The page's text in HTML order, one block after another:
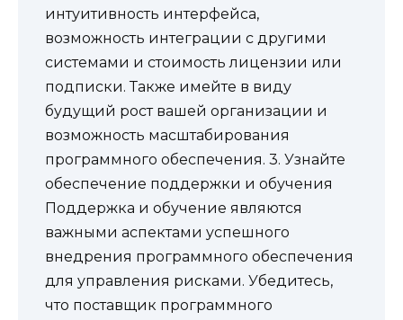
интуитивность интерфейса,
возможность интеграции с другими
системами и стоимость лицензии или
подписки. Также имейте в виду
будущий рост вашей организации и
возможность масштабирования
программного обеспечения. 3. Узнайте
обеспечение поддержки и обучения
Поддержка и обучение являются
важными аспектами успешного
внедрения программного обеспечения
для управления рисками. Убедитесь,
что поставщик программного